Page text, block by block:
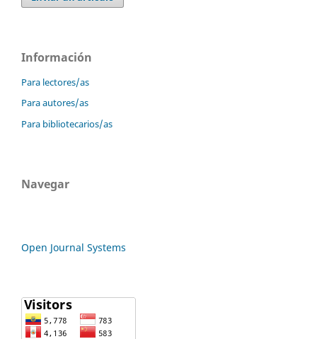
Información
Para lectores/as
Para autores/as
Para bibliotecarios/as
Navegar
Open Journal Systems